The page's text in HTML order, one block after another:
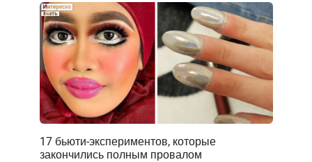
17 бьюти-экспериментов, которые
закончились полным провалом